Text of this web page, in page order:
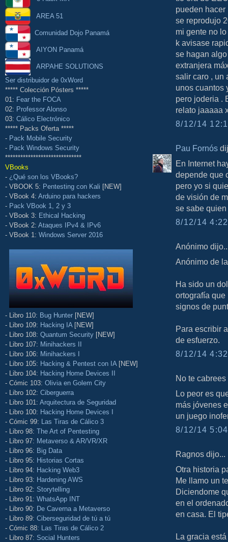
AREA 51
Comunidad Dojo Panamá
AIYON Panamá
ARPAHE SOLUTIONS
Ser distribuidor de 0xWord
***** Colección Pósters *****
01: Fear the FOCA
02: Professor Alonso
03: Cálico Electrónico
***** Packs Oferta *****
- Pack Mobile Security
- Pack Windows Security
******************************
VBooks
- ¿Qué son los VBooks?
- VBOOK 5: Pentesting con Kali [NEW]
- VBook 4: Arduino para hackers
- Pack VBook 1, 2 y 3
- VBook 3: Ethical Hacking
- VBook 2: Ataques IPv4 & IPv6
- VBook 1: Windows Server 2016
- Libro 110: Bug Hunter [NEW]
- Libro 109: Hacking IA [NEW]
- Libro 108: Quantum Security [NEW]
- Libro 107: Minihackers II
- Libro 106: Minihackers I
- Libro 105: Hacking & Pentest con IA [NEW]
- Libro 104: Hacking Home Devices II
- Cómic 103: Olivia en Golem City
- Libro 102: Ciberguerra
- Libro 101: Arquitectura de Seguridad
- Libro 100: Hacking Home Devices I
- Cómic 99: Las Tiras de Cálico 3
- Libro 98: The Art of Pentesting
- Libro 97: Metaverso & AR/VR/XR
- Libro 96: Big Data
- Libro 95: Historias Cortas
- Libro 94: Hacking Web3
- Libro 93: Hardening AWS
- Libro 92: Storytelling
- Libro 91: WhatsApp INT
- Libro 90: De Caverna a Metaverso
- Libro 89: Ciberseguridad de tú a tú
- Cómic 88: Las Tiras de Cálico 2
- Libro 87: Social Hunters
pueden
se reprodujo
mi gente no
k avisase
se hagan
extranjera
salir caro , un
unos cuantos
pero joderia .
relato jaaaaa
8/12/14
Pau Fornós
En Internet
depende que
pero yo si
de visión de
se sabe
8/12/14
Anónimo
Anónimo de
Ha sido un
ortografía
signos de
Para escribir
de esfuerzo.
8/12/14
No te cabrees
Lo peor es
más jóvenes
un juego
8/12/14
Ragnos dijo...
Otra historia
Me llamo un
Diciendome
en el
en casa. El
La gracia